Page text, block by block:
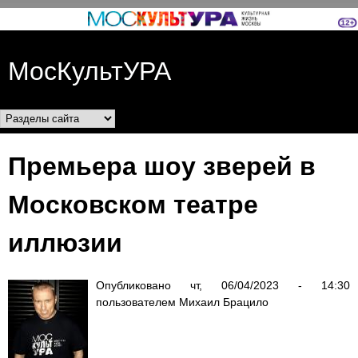
Перейти к основному
МосКультУРА
Разделы сайта
Премьера шоу зверей в
Московском театре
иллюзии
Опубликовано чт, 06/04/2023 - 14:30
пользователем Михаил Брацило